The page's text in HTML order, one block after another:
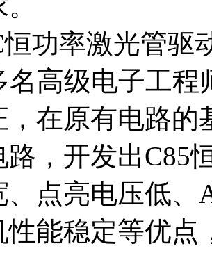
恒功率激光管驱
名高级电子工程
，在原有电路的
，开发出C85
点亮电压低、
性能稳定等优点